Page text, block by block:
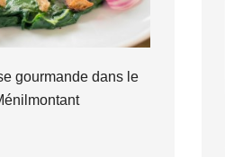
gourmande dans le